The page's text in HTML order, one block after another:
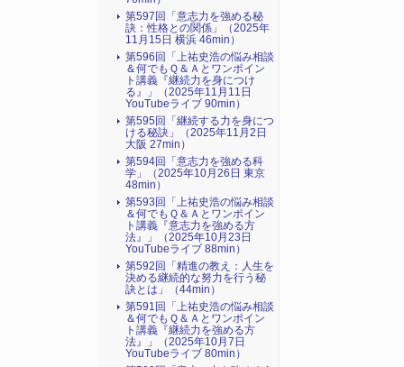
第597回「意志力を強める秘
訣：性格との関係」（2025年
11月15日 横浜 46min）
第596回「上祐史浩の悩み相談
＆何でもＱ＆Ａとワンポイン
ト講義『継続力を身につけ
る』​」（2025年11月11日
YouTubeライブ 90min）
第595回「継続する力を身につ
ける秘訣」（2025年11月2日
大阪 27min）
第594回「意志力を強める科
学」（2025年10月26日 東京
48min）
第593回「上祐史浩の悩み相談
＆何でもＱ＆Ａとワンポイン
ト講義『意志力を強める方
法』​」（2025年10月23日
YouTubeライブ 88min）
第592回「精進の教え：人生を
決める継続的な努力を行う秘
訣とは」（44min）
第591回「上祐史浩の悩み相談
＆何でもＱ＆Ａとワンポイン
ト講義『継続力を強める方
法』​」（2025年10月7日
YouTubeライブ 80min）